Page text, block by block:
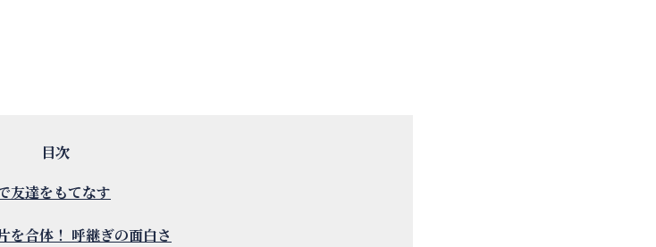
友達をもてなす
を合体！ 呼継ぎの面白さ